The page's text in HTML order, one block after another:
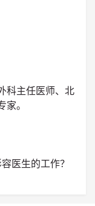
科主任医师、北
。
医生的工作？